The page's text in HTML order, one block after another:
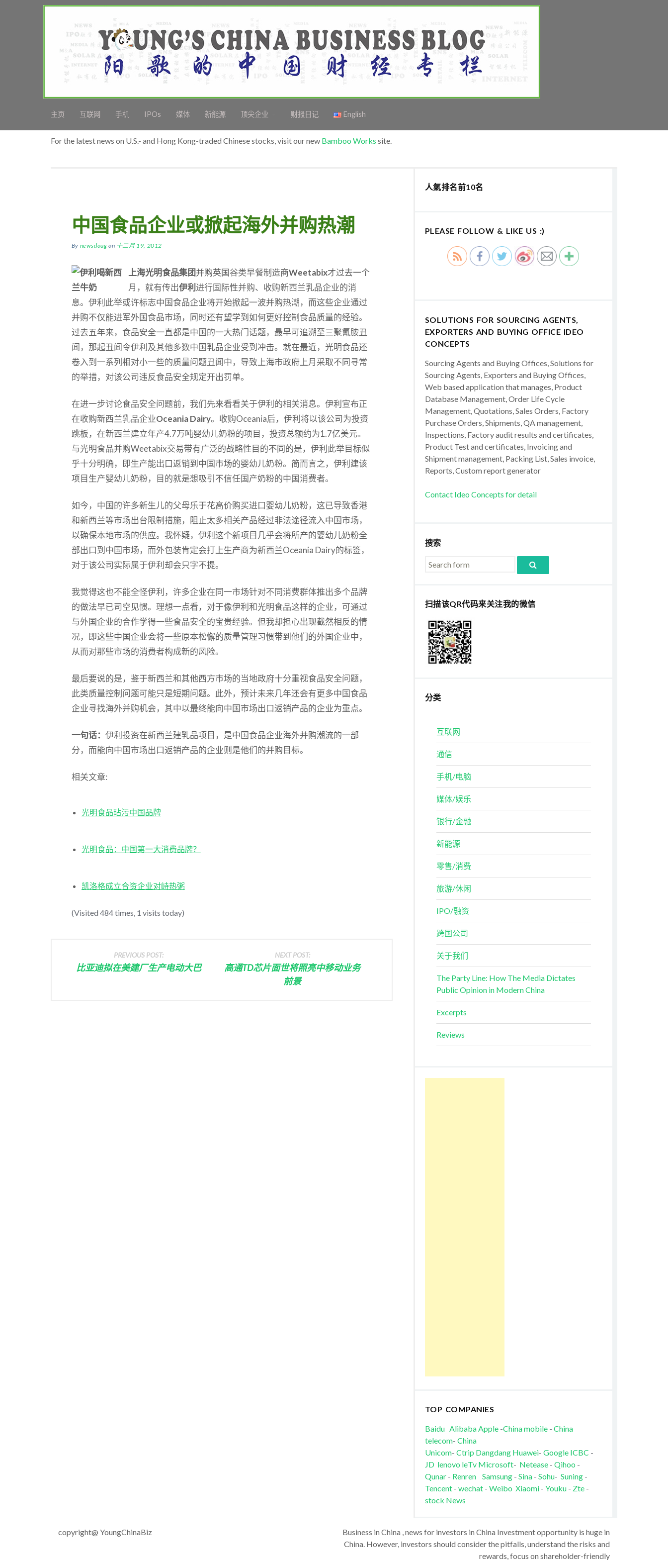
主页 互联网 手机 IPOs 媒体 新能源 顶尖企业 财报日记 English
For the latest news on U.S.- and Hong Kong-traded Chinese stocks, visit our new Bamboo Works site.
中国食品企业或掀起海外并购热潮
By newsdoug on 十二月 19, 2012
上海光明食品集团并购英国谷类早餐制造商Weetabix才过去一个
月，就有传出伊利 进行国际性并购、收购新西兰乳品企业的消
息。伊利此举或许标志中国食品企业将开始掀起一波并购热潮，而这些企业通过
并购不仅能进军外国食品市场，同时还有望学到如何更好控制食品质量的经验。
过去五年来，食品安全一直都是中国的一大热门话题，最早可追溯至三聚氰胺丑
闻，那起丑闻令伊利及其他多数中国乳品企业受到冲击。就在最近，光明食品还
卷入到一系列相对小一些的质量问题丑闻中，导致上海市政府上月采取不同寻常
的举措，对该公司违反食品安全规定开出罚单。
在进一步讨论食品安全问题前，我们先来看看关于伊利的相关消息。伊利宣布正
在收购新西兰乳品企业Oceania Dairy。收购Oceania后，伊利将以该公司为投资
跳板，在新西兰建立年产4.7万吨婴幼儿奶粉的项目，投资总额约为1.7亿美元。
与光明食品并购Weetabix交易带有广泛的战略性目的不同的是，伊利此举目标似
乎十分明确，即生产能出口返销到中国市场的婴幼儿奶粉。简而言之，伊利建该
项目生产婴幼儿奶粉，目的就是想吸引不信任国产奶粉的中国消费者。
如今，中国的许多新生儿的父母乐于花高价购买进口婴幼儿奶粉，这已导致香港
和新西兰等市场出台限制措施，阻止太多相关产品经过非法途径流入中国市场，
以确保本地市场的供应。我怀疑，伊利这个新项目几乎会将所产的婴幼儿奶粉全
部出口到中国市场，而外包装肯定会打上生产商为新西兰Oceania Dairy的标签，
对于该公司实际属于伊利却会只字不提。
我觉得这也不能全怪伊利，许多企业在同一市场针对不同消费群体推出多个品牌
的做法早已司空见惯。理想一点看，对于像伊利和光明食品这样的企业，可通过
与外国企业的合作学得一些食品安全的宝贵经验。但我却担心出现截然相反的情
况，即这些中国企业会将一些原本松懈的质量管理习惯带到他们的外国企业中，
从而对那些市场的消费者构成新的风险。
最后要说的是，鉴于新西兰和其他西方市场的当地政府十分重视食品安全问题，
此类质量控制问题可能只是短期问题。此外，预计未来几年还会有更多中国食品
企业寻找海外并购机会，其中以最终能向中国市场出口返销产品的企业为重点。
一句话： 伊利投资在新西兰建乳品项目，是中国食品企业海外并购潮流的一部
分，而能向中国市场出口返销产品的企业则是他们的并购目标。
相关文章:
光明食品玷污中国品牌
光明食品：中国第一大消费品牌？
凯洛格成立合资企业对峙热粥
(Visited 484 times, 1 visits today)
PREVIOUS POST:
比亚迪拟在美建厂生产电动大巴
NEXT POST:
高通TD芯片面世将照亮中移动业务
前景
人氣排名前10名
PLEASE FOLLOW & LIKE US :)
SOLUTIONS FOR SOURCING AGENTS,
EXPORTERS AND BUYING OFFICE IDEO
CONCEPTS
Sourcing Agents and Buying Offices, Solutions for
Sourcing Agents, Exporters and Buying Offices,
Web based application that manages, Product
Database Management, Order Life Cycle
Management, Quotations, Sales Orders, Factory
Purchase Orders, Shipments, QA management,
Inspections, Factory audit results and certificates,
Product Test and certificates, Invoicing and
Shipment management, Packing List, Sales invoice,
Reports, Custom report generator
Contact Ideo Concepts for detail
搜索
扫描该QR代码来关注我的微信
分类
互联网
通信
手机/电脑
媒体/娱乐
银行/金融
新能源
零售/消费
旅游/休闲
IPO/融资
跨国公司
关于我们
The Party Line: How The Media Dictates
Public Opinion in Modern China
Excerpts
Reviews
TOP COMPANIES
Baidu AlibabaApple-China mobile- China
telecom- China
Unicom- Ctrip Dangdang Huawei- Google ICBC -
JD lenovo leTv Microsoft- Netease- Qihoo -
Qunar- Renren Samsung- Sina- Sohu- Suning-
Tencent- wechat - Weibo Xiaomi- Youku - Zte-
stock News
copyright@ YoungChinaBiz
Business in China , news for investors in China Investment opportunity is huge in
China. However, investors should consider the pitfalls, understand the risks and
rewards, focus on shareholder-friendly